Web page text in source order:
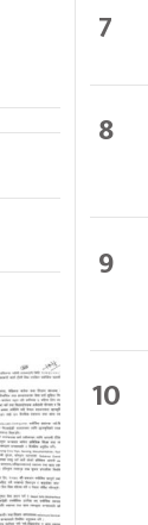
7
8
9
10